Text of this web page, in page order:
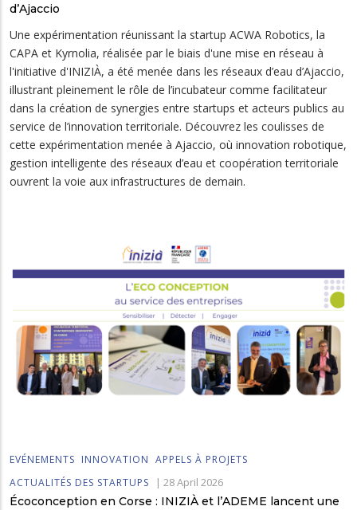
d’Ajaccio
Une expérimentation réunissant la startup ACWA Robotics, la
CAPA et Kyrnolia, réalisée par le biais d'une mise en réseau à
l'initiative d'INIZIÀ, a été menée dans les réseaux d’eau d’Ajaccio,
illustrant pleinement le rôle de l’incubateur comme facilitateur
dans la création de synergies entre startups et acteurs publics au
service de l’innovation territoriale. Découvrez les coulisses de
cette expérimentation menée à Ajaccio, où innovation robotique,
gestion intelligente des réseaux d’eau et coopération territoriale
ouvrent la voie aux infrastructures de demain.
EVÉNEMENTS INNOVATION APPELS À PROJETS
ACTUALITÉS DES STARTUPS
| 28 April 2026
Écoconception en Corse : INIZIÀ et l’ADEME lancent une